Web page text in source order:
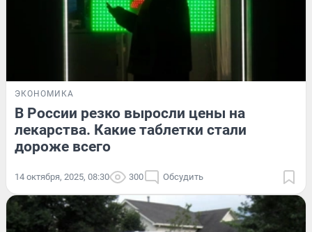
ЭКОНОМИКА
В России резко выросли цены на
лекарства. Какие таблетки стали
дороже всего
14 октября, 2025, 08:30 300 Обсудить